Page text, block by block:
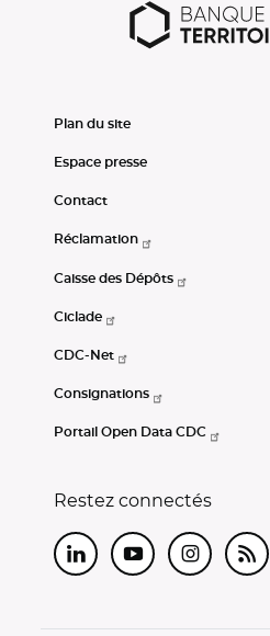
Plan du site
Espace presse
Contact
Réclamation
Caisse des Dépôts
Ciclade
CDC-Net
Consignations
Portail Open Data CDC
Restez connectés
LinkedInYoutubeInstagram
RSS